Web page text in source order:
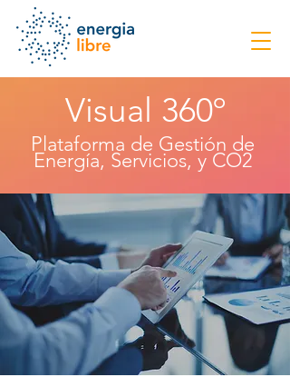
Visual 360º
Plataforma de Gestión de
Energía, Servicios, y CO2